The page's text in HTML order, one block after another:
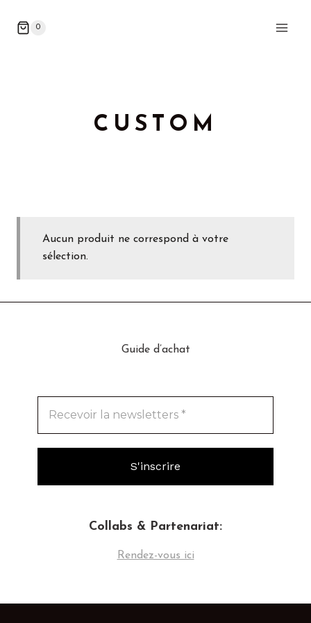
0
CUSTOM
Aucun produit ne correspond à votre
sélection.
Guide d’achat
Collabs & Partenariat:
Rendez-vous ici